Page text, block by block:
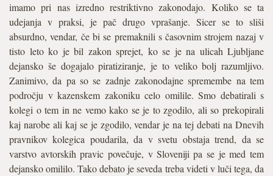
imamo pri nas izredno restriktivno zakonodajo. Koliko se ta
udejanja v praksi, je pač drugo vprašanje. Sicer se to sliši
absurdno, vendar, če bi se premaknili s časovnim strojem nazaj v
tisto leto ko je bil zakon sprejet, ko se je na ulicah Ljubljane
dejansko še dogajalo piratiziranje, je to veliko bolj razumljivo.
Zanimivo, da pa so se zadnje zakonodajne spremembe na tem
področju v kazenskem zakoniku celo omilile. Smo debatirali s
kolegi o tem in ne vemo kako se je to zgodilo, ali so prekopirali
kaj narobe ali kaj se je zgodilo, vendar je na tej debati na Dnevih
pravnikov kolegica poudarila, da v svetu obstaja trend, da se
varstvo avtorskih pravic povečuje, v Sloveniji pa se je med tem
dejansko omililo. Tako debato je seveda treba videti v luči tega, da